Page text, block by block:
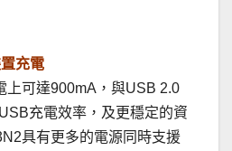
充電
上可達900mA，與USB 2.0
充電效率，及更穩定的資
具有更多的電源同時支援